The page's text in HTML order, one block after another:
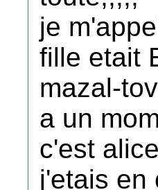
je
fille etait
mazal-
a un
c'est
j'etais en